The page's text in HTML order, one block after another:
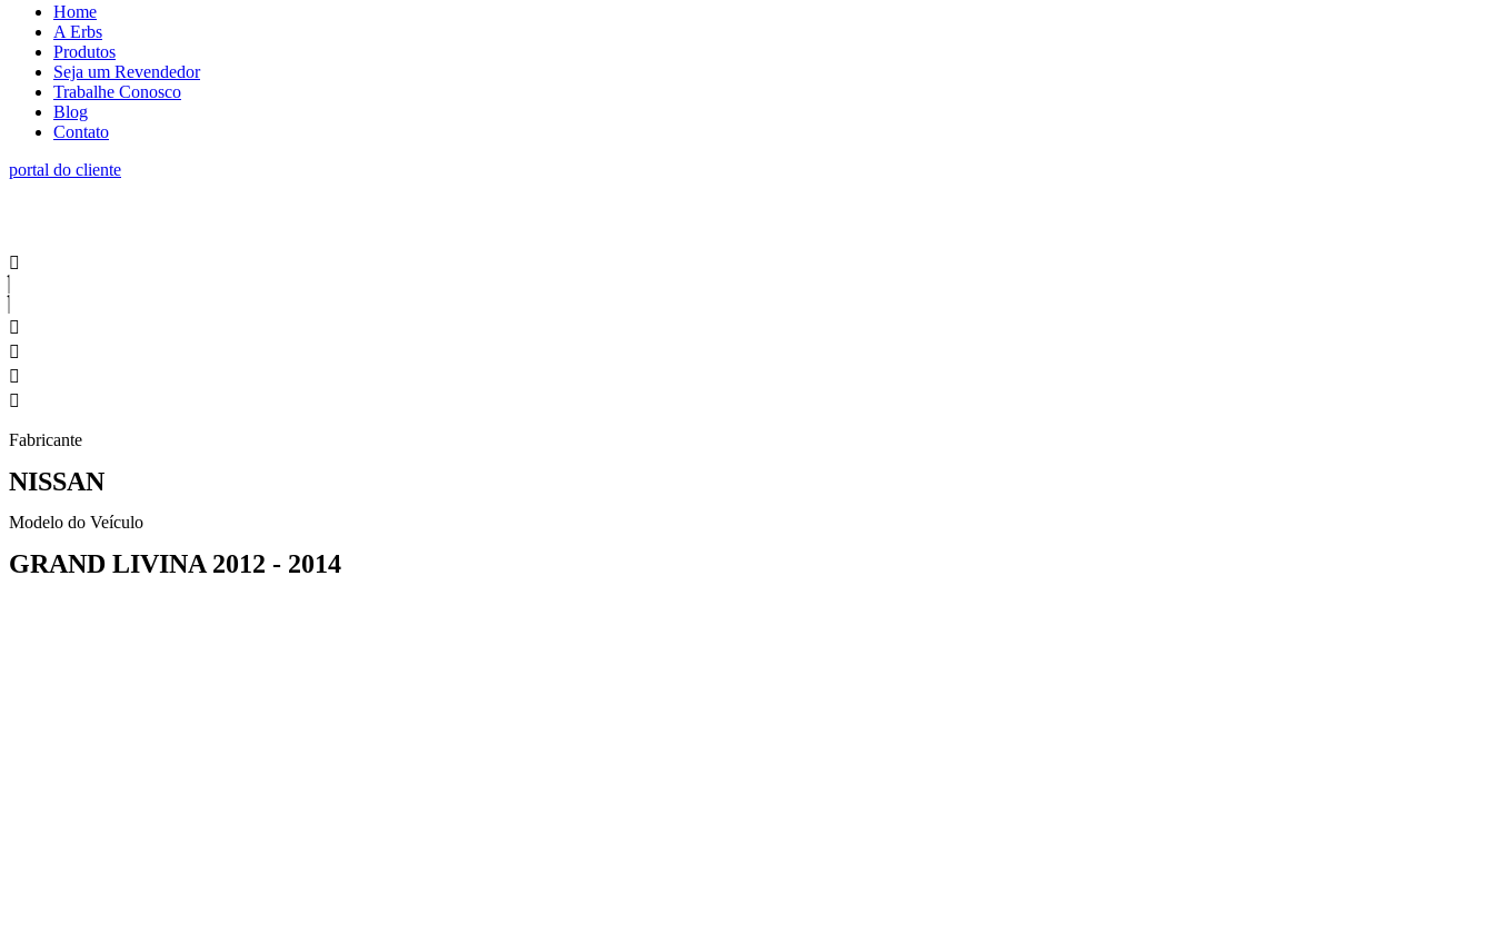
Home
A Erbs
Produtos
Seja um Revendedor
Trabalhe Conosco
Blog
Contato
portal do cliente
Fabricante
NISSAN
Modelo do Veículo
GRAND LIVINA 2012 - 2014